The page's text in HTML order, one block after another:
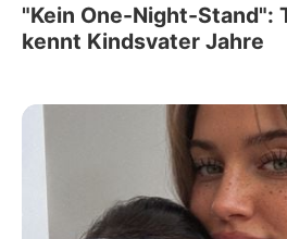
"Kein One-Night-Stand":
kennt Kindsvater Jahre